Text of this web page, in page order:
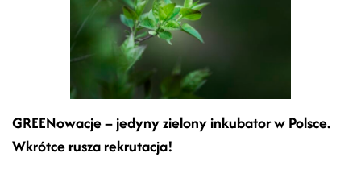
GREENowacje – jedyny zielony inkubator w Polsce.
Wkrótce rusza rekrutacja!